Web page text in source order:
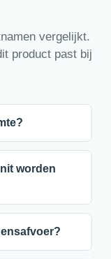
vergelijkt.
product past bij
worden